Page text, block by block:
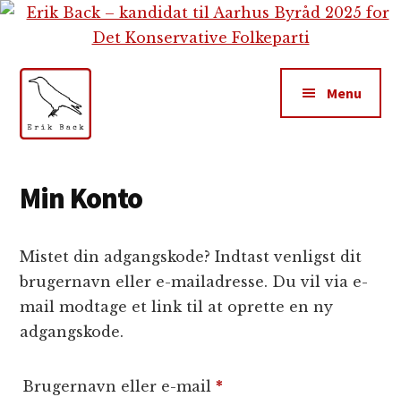
Skip
Gå
primær
sidebar
Skip
Additional
Back
content
creation,
e-
mail,
sociale
medier
Menu
Min Konto
Mistet din adgangskode? Indtast venligst dit
brugernavn eller e-mailadresse. Du vil via e-
mail modtage et link til at oprette en ny
adgangskode.
Brugernavn eller e-mail*